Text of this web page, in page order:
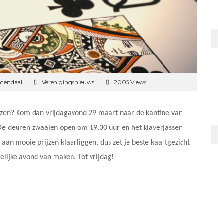
Verenigingsnieuws 2005 Views
Kom dan vrijdagavond 29 maart naar de kantine van
deuren zwaaien open om 19.30 uur en het klaverjassen
mooie prijzen klaarliggen, dus zet je beste kaartgezicht
avond van maken. Tot vrijdag!